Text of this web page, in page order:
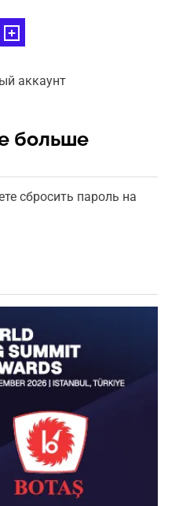
аккаунт
больше
сбросить пароль на